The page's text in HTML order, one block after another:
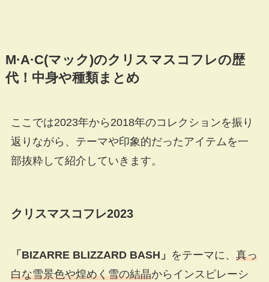
M·A·C(マック)のクリスマスコフレの歴
代！中身や種類まとめ
ここでは2023年から2018年のコレクションを振り
返りながら、テーマや印象的だったアイテムを一
部抜粋して紹介していきます。
クリスマスコフレ2023
「BIZARRE BLIZZARD BASH」 をテーマに、 真っ
白な雪景色や煌めく雪の結晶からインスピレーシ